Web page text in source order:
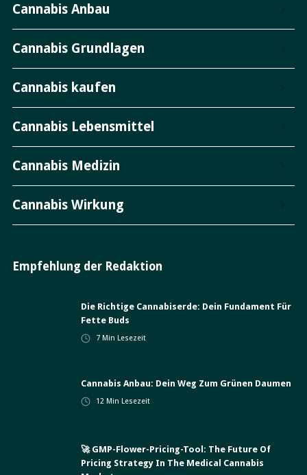
Cannabis Anbau
Cannabis Grundlagen
Cannabis kaufen
Cannabis Lebensmittel
Cannabis Medizin
Cannabis Wirkung
Empfehlung der Redaktion
Die Richtige Cannabiserde: Dein Fundament Für
Fette Buds
7 Min Lesezeit
Cannabis Anbau: Dein Weg Zum Grünen Daumen
12 Min Lesezeit
🚀 GMP-Flower-Pricing-Tool: The Future Of
Pricing Strategy In The Medical Cannabis